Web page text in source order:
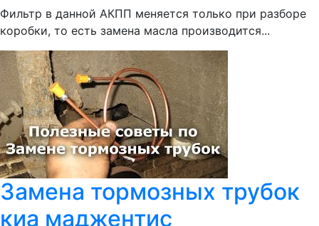
Фильтр в данной АКПП меняется только при разборе
коробки, то есть замена масла производится...
Замена тормозных трубок
киа маджентис